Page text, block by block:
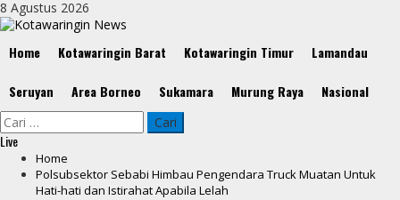
Skip
to
8 Agustus 2026
Menu
Home Kotawaringin Barat Kotawaringin Timur Lamandau
Seruyan Area Borneo Sukamara Murung Raya Nasional
Cari
untuk:
Live
Home
Polsubsektor Sebabi Himbau Pengendara Truck Muatan Untuk
Hati-hati dan Istirahat Apabila Lelah